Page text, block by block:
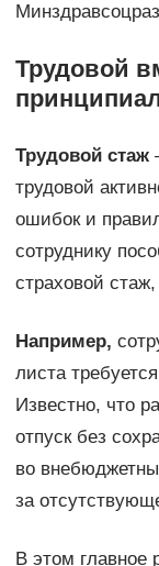
Трудовой
Трудовой стаж
трудовой
ошибок и
сотруднику
страховой
Например,
листа
Известно, что
отпуск без
во
за
В этом главное